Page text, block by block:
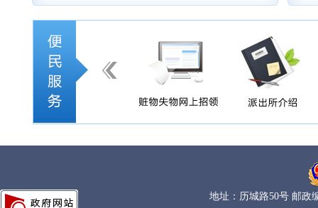
地址：历城路50号 邮政